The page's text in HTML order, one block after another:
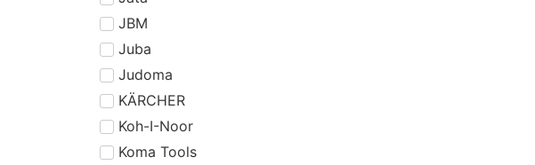
JBM
Juba
Judoma
KÄRCHER
Koh-I-Noor
Koma Tools